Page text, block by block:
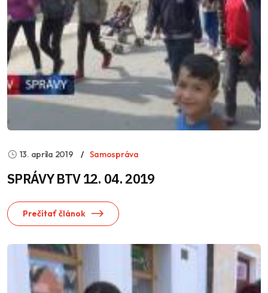
13. apríla 2019 Samospráva
SPRÁVY BTV 12. 04. 2019
Prečítať článok